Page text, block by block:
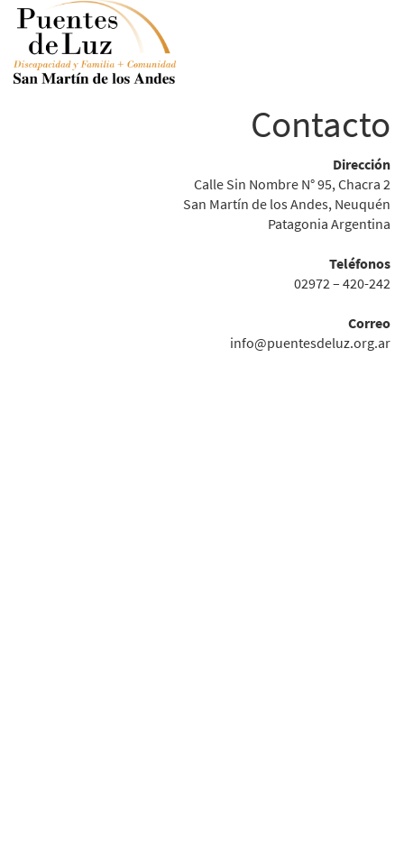
Contacto
Dirección
Calle Sin Nombre N° 95, Chacra 2
San Martín de los Andes, Neuquén
Patagonia Argentina
Teléfonos
02972 – 420-242
Correo
info@puentesdeluz.org.ar